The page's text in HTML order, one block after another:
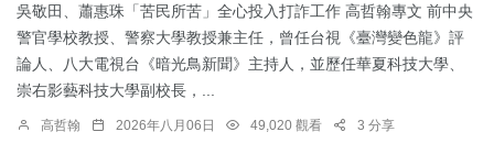
吳敬田、蕭惠珠「苦民所苦」全心投入打詐工作 高哲翰專文 前中央
警官學校教授、警察大學教授兼主任，曾任台視《臺灣變色龍》評
論人、八大電視台《暗光鳥新聞》主持人，並歷任華夏科技大學、
崇右影藝科技大學副校長，...
高哲翰 2026年八月06日 49,020 觀看 3 分享